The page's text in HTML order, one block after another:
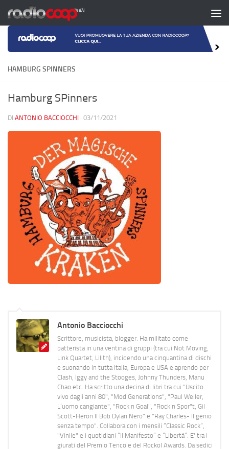
Salta al contenuto
HAMBURG SPINNERS
Hamburg SPinners
DI ANTONIO BACCIOCCHI · 03/11/2021
Antonio Bacciocchi
Scrittore, musicista, blogger. Ha militato come
batterista in una ventina di gruppi (tra cui Not Moving,
Link Quartet, Lilith), incidendo una cinquantina di dischi
e suonando in tutta Italia, Europa e USA e aprendo per
Clash, Iggy and the Stooges, Johnny Thunders, Manu
Chao etc. Ha scritto una decina di libri tra cui "Uscito
vivo dagli anni 80", "Mod Generations", "Paul Weller,
L’uomo cangiante", "Rock n Goal", "Rock n Spor"t, Gil
Scott-Heron Il Bob Dylan Nero" e "Ray Charles- Il genio
senza tempo". Collabora con i mensili “Classic Rock”,
"Vinile" e i quotidiani “Il Manifesto” e “Libertà”. E' tra i
giurati del Premio Tenco e del Rockol Awards. Da sedici